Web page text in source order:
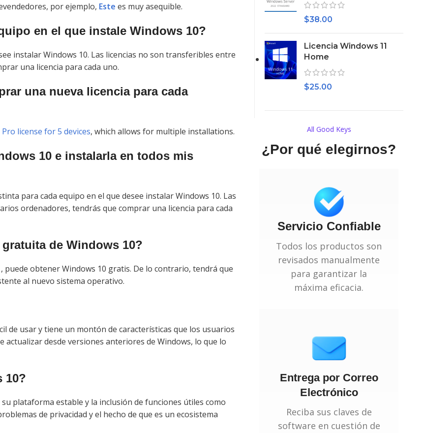
por ejemplo, Este es muy asequible.
en el que instale Windows 10?
instalar Windows 10. Las licencias no son transferibles entre
una licencia para cada uno.
una nueva licencia para cada
license for 5 devices, which allows for multiple installations.
10 e instalarla en todos mis
para cada equipo en el que desee instalar Windows 10. Las
ordenadores, tendrás que comprar una licencia para cada
de Windows 10?
puede obtener Windows 10 gratis. De lo contrario, tendrá que
al nuevo sistema operativo.
de usar y tiene un montón de características que los usuarios
desde versiones anteriores de Windows, lo que lo
10?
plataforma estable y la inclusión de funciones útiles como
de privacidad y el hecho de que es un ecosistema
$38.00
Licencia Windows 11
Home
$25.00
All Good Keys
¿Por qué elegirnos?
Servicio Confiable
Todos los productos son
revisados manualmente
para garantizar la
máxima eficacia.
Entrega por Correo
Electrónico
Reciba sus claves de
software en cuestión de